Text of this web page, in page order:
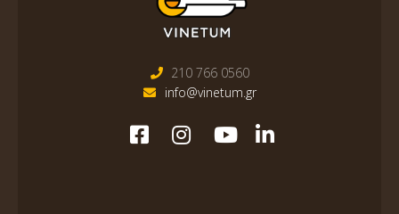
210 766 0560
info@vinetum.gr